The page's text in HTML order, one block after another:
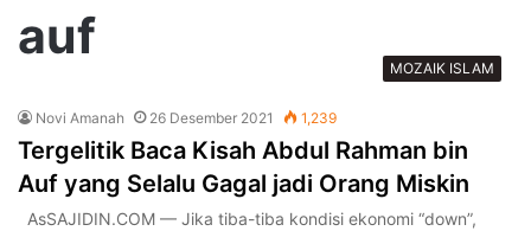
auf
MOZAIK ISLAM
Novi Amanah 26 Desember 2021 1,239
Tergelitik Baca Kisah Abdul Rahman bin
Auf yang Selalu Gagal jadi Orang Miskin
AsSAJIDIN.COM — Jika tiba-tiba kondisi ekonomi “down”,